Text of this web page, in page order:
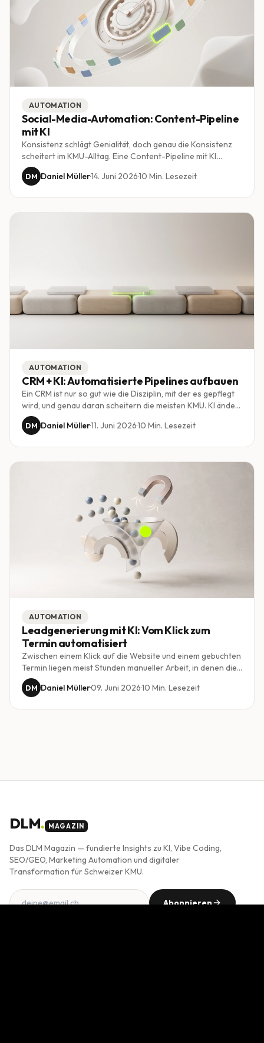
AUTOMATION
Social-Media-Automation: Content-Pipeline
mit KI
Konsistenz schlägt Genialität, doch genau die Konsistenz
scheitert im KMU-Alltag. Eine Content-Pipeline mit KI
verwandelt eine einzige Idee in eine Woche voller Beiträge,
ohne dass jemand täglich vor dem leeren Editor sitzt. So
DM Daniel Müller·14. Juni 2026·10 Min. Lesezeit
AUTOMATION
CRM + KI: Automatisierte Pipelines aufbauen
Ein CRM ist nur so gut wie die Disziplin, mit der es gepflegt
wird, und genau daran scheitern die meisten KMU. KI ändert
das Spiel: Sie pflegt Daten, bewertet Deals und stösst die
nächsten Schritte an, ohne dass jemand daran denken
DM Daniel Müller·11. Juni 2026·10 Min. Lesezeit
AUTOMATION
Leadgenerierung mit KI: Vom Klick zum
Termin automatisiert
Zwischen einem Klick auf die Website und einem gebuchten
Termin liegen meist Stunden manueller Arbeit, in denen die
Hälfte der Leads verloren geht. KI schliesst diese Lücke:
qualifizieren, beantworten und buchen, ohne dass ein
DM Daniel Müller·09. Juni 2026·10 Min. Lesezeit
DLM. MAGAZIN
Das DLM Magazin — fundierte Insights zu KI, Vibe Coding,
SEO/GEO, Marketing Automation und digitaler
Transformation für Schweizer KMU.
Abonnieren